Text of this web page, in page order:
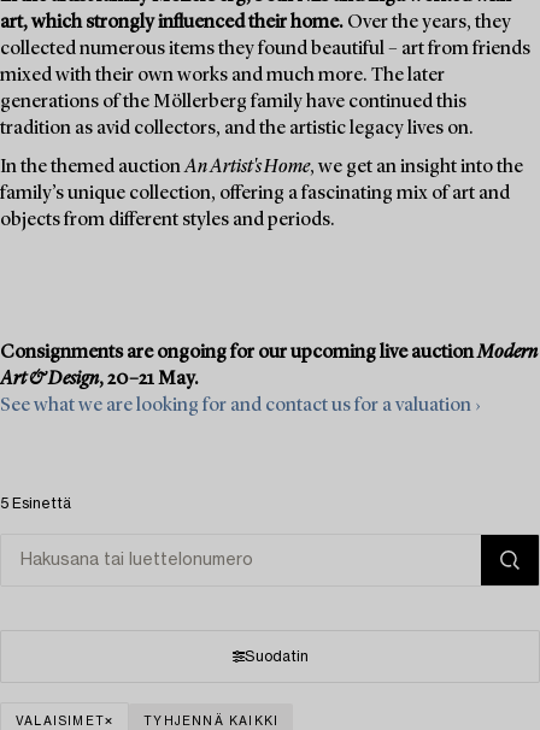
art, which strongly influenced their home. Over the years, they
collected numerous items they found beautiful – art from friends
mixed with their own works and much more. The later
generations of the Möllerberg family have continued this
tradition as avid collectors, and the artistic legacy lives on.
In the themed auctionAn Artist's Home, we get an insight into the
family’s unique collection, offering a fascinating mix of art and
objects from different styles and periods.
Consignments are ongoing for our upcoming live auctionModern
Art & Design, 20–21 May.
See what we are looking for and contact us for a valuation ›
5 Esinettä
Suodatin
VALAISIMET TYHJENNÄ KAIKKI